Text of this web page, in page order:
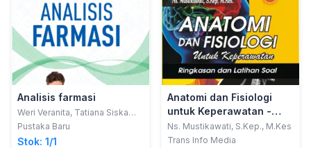
Analisis farmasi
Weri Veranita, Tatiana Siska
Wardani
Pustaka Baru
Stok: 1/1
Anatomi dan Fisiologi
untuk Keperawatan -
Ringkasan dan Latihan
Soal
Ns. Mustikawati, S.Kep., M.Kes
Trans Info Media